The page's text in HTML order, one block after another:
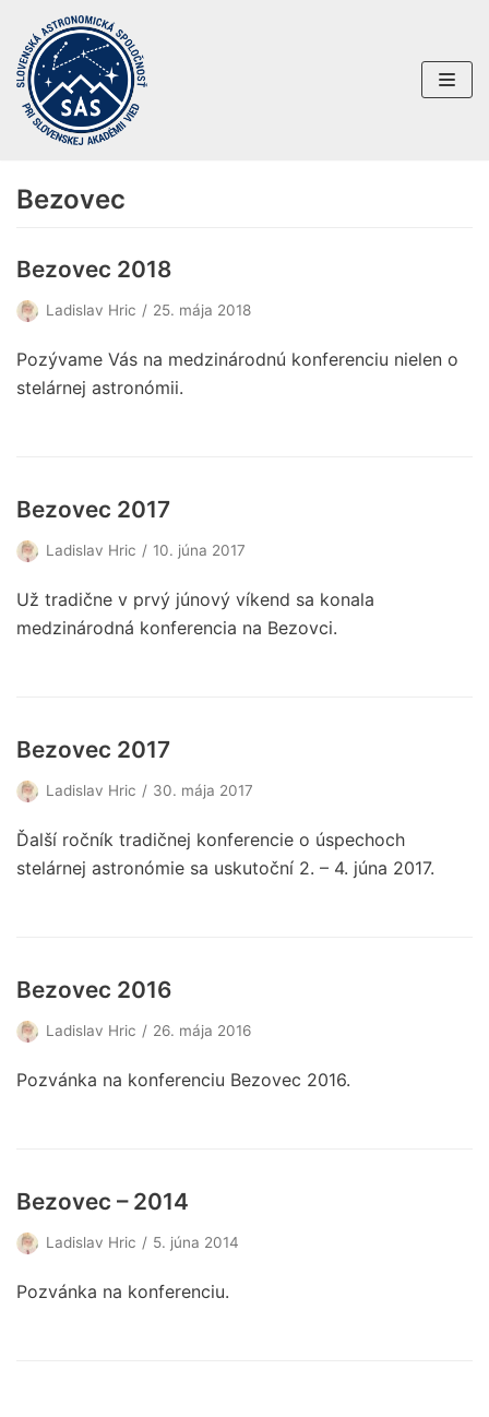
Preskočiť
na
obsah
Bezovec
Bezovec 2018
Ladislav Hric 25. mája 2018
Pozývame Vás na medzinárodnú konferenciu nielen o
stelárnej astronómii.
Bezovec 2017
Ladislav Hric 10. júna 2017
Už tradične v prvý júnový víkend sa konala
medzinárodná konferencia na Bezovci.
Bezovec 2017
Ladislav Hric 30. mája 2017
Ďalší ročník tradičnej konferencie o úspechoch
stelárnej astronómie sa uskutoční 2. – 4. júna 2017.
Bezovec 2016
Ladislav Hric 26. mája 2016
Pozvánka na konferenciu Bezovec 2016.
Bezovec – 2014
Ladislav Hric 5. júna 2014
Pozvánka na konferenciu.